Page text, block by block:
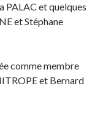
PALAC et quelques
et Stéphane
comme membre
et Bernard